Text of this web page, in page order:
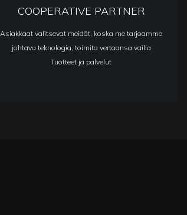
COOPERATIVE PARTNER
Asiakkaat valitsevat meidät, koska me tarjoamme
johtava teknologia, toimita vertaansa vailla
Tuotteet ja palvelut